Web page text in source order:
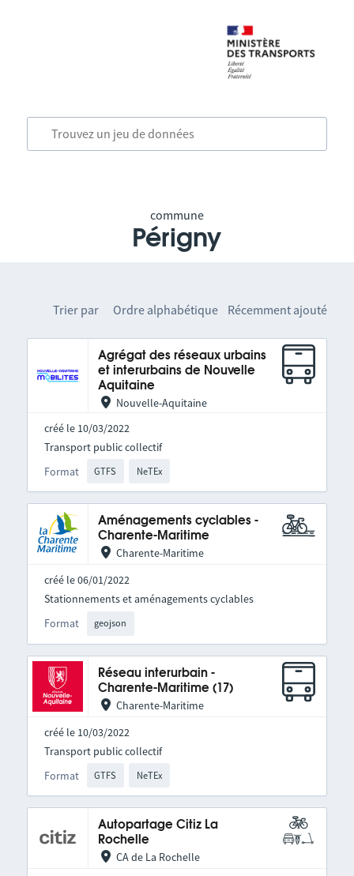
commune
Périgny
Trier par Ordre alphabétique Récemment ajouté
Agrégat des réseaux urbains
et interurbains de Nouvelle
Aquitaine
Nouvelle-Aquitaine
créé le 10/03/2022
Format GTFS NeTEx
Transport public collectif
Aménagements cyclables -
Charente-Maritime
Charente-Maritime
créé le 06/01/2022
Format geojson
Stationnements et aménagements cyclables
Réseau interurbain -
Charente-Maritime (17)
Charente-Maritime
créé le 10/03/2022
Format GTFS NeTEx
Transport public collectif
Autopartage Citiz La
Rochelle
CA de La Rochelle